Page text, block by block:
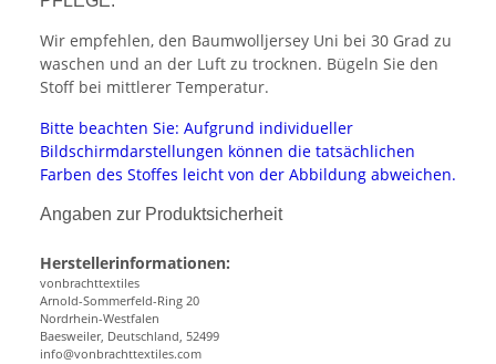
Wir empfehlen, den Baumwolljersey Uni bei 30 Grad zu
waschen und an der Luft zu trocknen. Bügeln Sie den
Stoff bei mittlerer Temperatur.
Bitte beachten Sie: Aufgrund individueller
Bildschirmdarstellungen können die tatsächlichen
Farben des Stoffes leicht von der Abbildung abweichen.
Angaben zur Produktsicherheit
Herstellerinformationen:
vonbrachttextiles
Arnold-Sommerfeld-Ring 20
Nordrhein-Westfalen
Baesweiler, Deutschland, 52499
info@vonbrachttextiles.com